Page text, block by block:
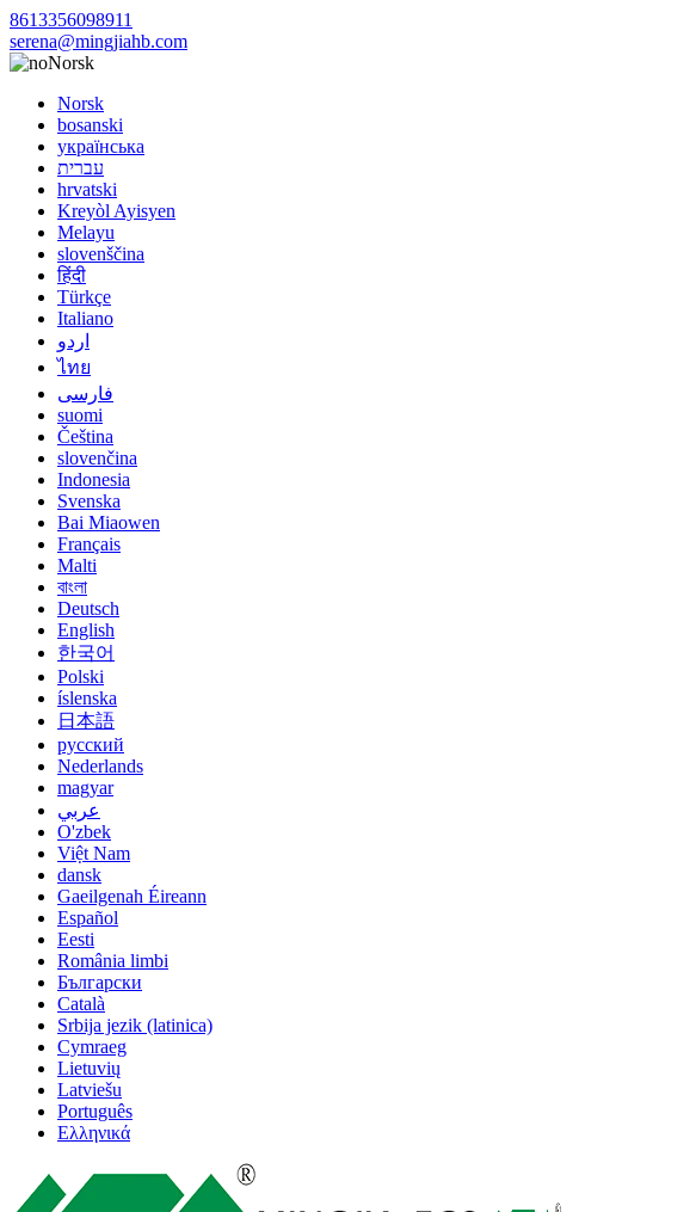
8613356098911
serena@mingjiahb.com
Norsk
Norsk
bosanski
українська
עברית
hrvatski
Kreyòl Ayisyen
Melayu
slovenščina
हिंदी
Türkçe
Italiano
اردو
ไทย
فارسی
suomi
Čeština
slovenčina
Indonesia
Svenska
Bai Miaowen
Français
Malti
বাংলা
Deutsch
English
한국어
Polski
íslenska
日本語
русский
Nederlands
magyar
عربي
O'zbek
Việt Nam
dansk
Gaeilgenah Éireann
Español
Eesti
România limbi
Български
Català
Srbija jezik (latinica)
Cymraeg
Lietuvių
Latviešu
Português
Ελληνικά